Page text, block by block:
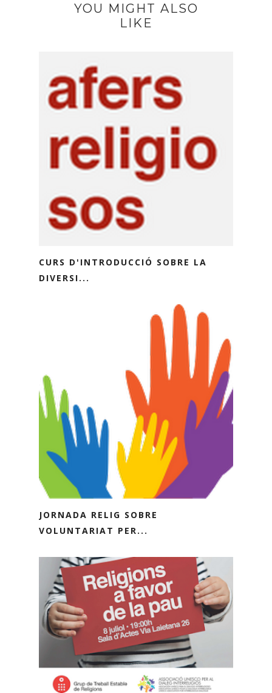
YOU MIGHT ALSO
LIKE
CURS D'INTRODUCCIÓ SOBRE LA
DIVERSI...
JORNADA RELIG SOBRE
VOLUNTARIAT PER...